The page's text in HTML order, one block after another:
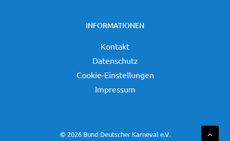
INFORMATIONEN
Kontakt
Datenschutz
Cookie-Einstellungen
Impressum
© 2026 Bund Deutscher Karneval e.V.